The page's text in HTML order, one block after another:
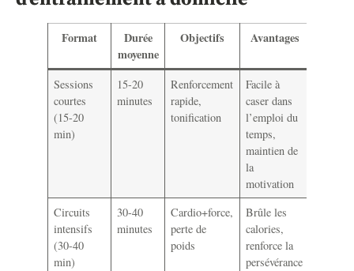
Format
Durée
moyenne
Objectifs Avantages
Sessions
courtes
(15-20
min)
15-20
minutes
Renforcement
rapide,
tonification
Facile à
caser dans
l’emploi du
temps,
maintien de
la
motivation
Circuits
intensifs
(30-40
min)
30-40
minutes
Cardio+force,
perte de
poids
Brûle les
calories,
renforce la
persévérance